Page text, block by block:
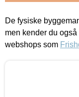
De fysiske
men kender du
webshops som